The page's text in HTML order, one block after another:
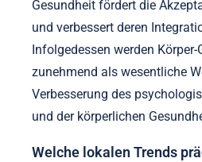
Wie beeinflussen
Wahrnehmungen im
Königreich Körper-
Kulturelle Wahrnehmungen im
Königreich prägen Körper-
indem sie ganzheitliche